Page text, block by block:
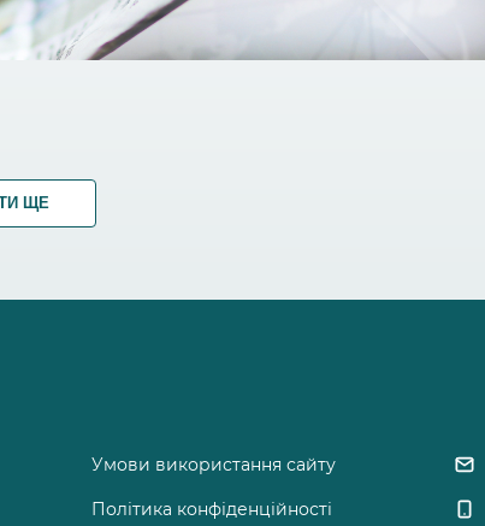
ЩЕ
Умови використання сайту
Політика конфіденційності